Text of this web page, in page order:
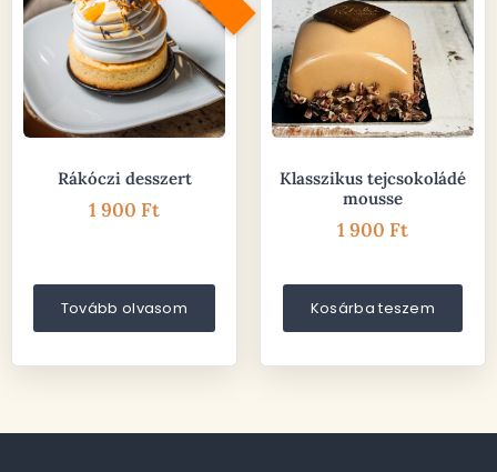
Rákóczi desszert
1 900 Ft
Tovább olvasom
Klasszikus tejcsokoládé
mousse
1 900 Ft
Kosárba teszem